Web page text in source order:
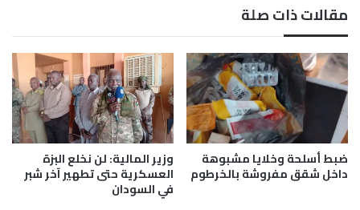
ا
ت
ا
ل
ع
ي
و
ن
ب
ا
ع
ا
د
ة
ق
ر
ع
ة
د
و
مقالات ذات صلة
ضبط أسلحة وخلايا مشبوهة
داخل شقق مفروشة بالخرطوم
وزير المالية: لن نخلع البزة
العسكرية حتى تطهير آخر شبر
في السودان